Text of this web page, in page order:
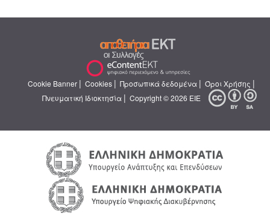
Cookie Banner | Cookies | Προσωπικά δεδομένα | Όροι Χρήσης |
Πνευματική Ιδιοκτησία | Copyright © 2026 ΕΙΕ